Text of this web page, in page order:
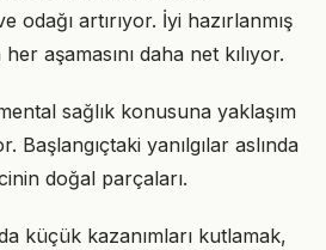
odağı artırıyor. İyi hazırlanmış
aşamasını daha net kılıyor.
sağlık konusuna yaklaşım
Başlangıçtaki yanılgılar aslında
doğal parçaları.
küçük kazanımları kutlamak,